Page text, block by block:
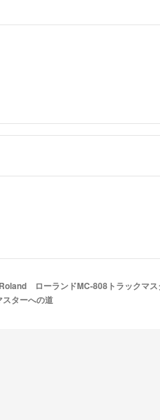
ローランドMC-808トラックマス
ターへの道